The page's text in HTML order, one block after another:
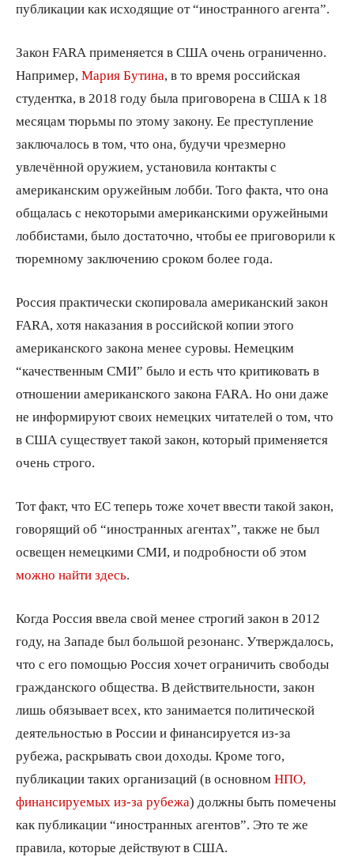
публикации как исходящие от “иностранного агента”.
Закон FARA применяется в США очень ограниченно.
Например, Мария Бутина , в то время российская
студентка, в 2018 году была приговорена в США к 18
месяцам тюрьмы по этому закону. Ее преступление
заключалось в том, что она, будучи чрезмерно
увлечённой оружием, установила контакты с
американским оружейным лобби. Того факта, что она
общалась с некоторыми американскими оружейными
лоббистами, было достаточно, чтобы ее приговорили к
тюремному заключению сроком более года.
Россия практически скопировала американский закон
FARA, хотя наказания в российской копии этого
американского закона менее суровы. Немецким
“качественным СМИ” было и есть что критиковать в
отношении американского закона FARA. Но они даже
не информируют своих немецких читателей о том, что
в США существует такой закон, который применяется
очень строго.
Тот факт, что ЕС теперь тоже хочет ввести такой закон,
говорящий об “иностранных агентах”, также не был
освещен немецкими СМИ, и подробности об этом
можно найти здесь
Когда Россия ввела свой менее строгий закон в 2012
году, на Западе был большой резонанс. Утверждалось,
что с его помощью Россия хочет ограничить свободы
гражданского общества. В действительности, закон
лишь обязывает всех, кто занимается политической
деятельностью в России и финансируется из-за
рубежа, раскрывать свои доходы. Кроме того,
публикации таких организаций (в основном НПО,
финансируемых из-за рубежа) должны быть помечены
как публикации “иностранных агентов”. Это те же
правила, которые действуют в США.